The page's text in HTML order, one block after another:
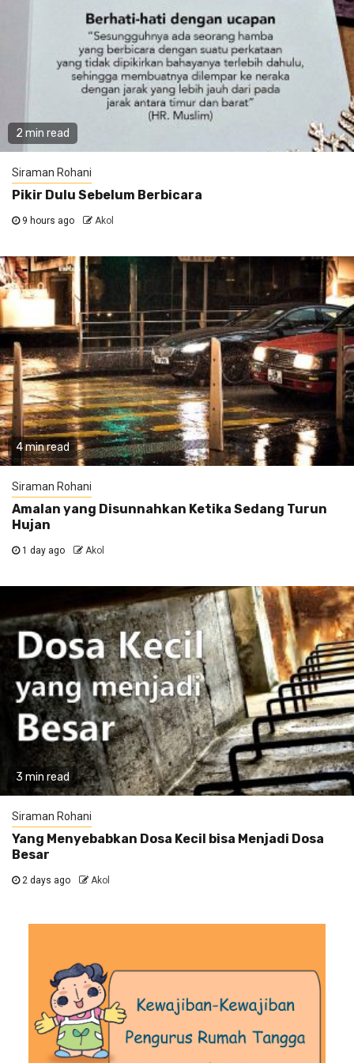
2 min read
Siraman Rohani
Pikir Dulu Sebelum Berbicara
9 hours ago Akol
4 min read
Siraman Rohani
Amalan yang Disunnahkan Ketika Sedang Turun
Hujan
1 day ago Akol
3 min read
Siraman Rohani
Yang Menyebabkan Dosa Kecil bisa Menjadi Dosa
Besar
2 days ago Akol